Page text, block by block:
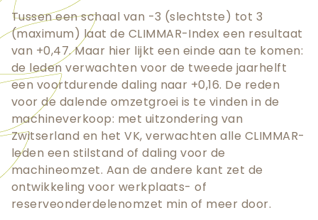
Tussen een schaal van -3 (slechtste) tot 3
(maximum) laat de CLIMMAR-Index een resultaat
van +0,47. Maar hier lijkt een einde aan te komen:
de leden verwachten voor de tweede jaarhelft
een voortdurende daling naar +0,16. De reden
voor de dalende omzetgroei is te vinden in de
machineverkoop: met uitzondering van
Zwitserland en het VK, verwachten alle CLIMMAR-
leden een stilstand of daling voor de
machineomzet. Aan de andere kant zet de
ontwikkeling voor werkplaats- of
reserveonderdelenomzet min of meer door.